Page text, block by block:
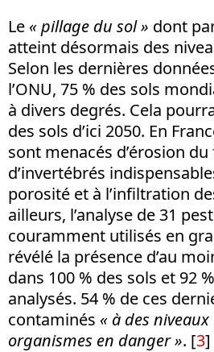
Le « pillage du sol » dont
atteint désormais des
Selon les dernières
l’ONU, 75 % des sols
à divers degrés. Cela
des sols d’ici 2050. En
sont menacés d’érosion du
d’invertébrés
porosité et à l’infiltration
ailleurs, l’analyse de 31
couramment utilisés en
révélé la présence d’au
dans 100 % des sols et 92
analysés. 54 % de ces
contaminés « à des
organismes en danger». [3]